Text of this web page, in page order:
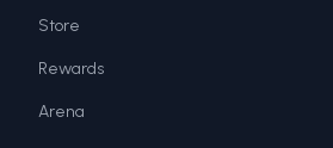
Store
Rewards
Arena